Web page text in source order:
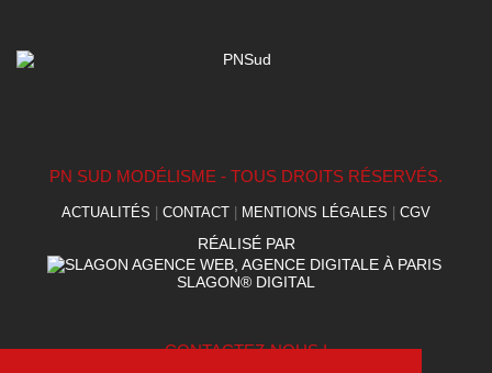
PN SUD MODÉLISME - TOUS DROITS RÉSERVÉS.
ACTUALITÉS CONTACT MENTIONS LÉGALES CGV
RÉALISÉ PAR
SLAGON® DIGITAL
CONTACTEZ-NOUS !